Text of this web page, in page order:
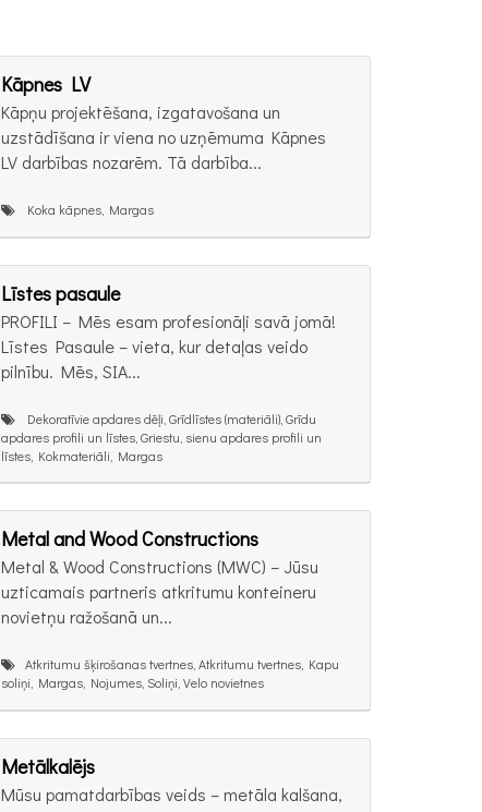
Kāpnes LV
Kāpņu projektēšana, izgatavošana un
uzstādīšana ir viena no uzņēmuma Kāpnes
LV darbības nozarēm. Tā darbība...
Koka kāpnes, Margas
Līstes pasaule
PROFILI – Mēs esam profesionāļi savā jomā!
Līstes Pasaule – vieta, kur detaļas veido
pilnību. Mēs, SIA...
Dekoratīvie apdares dēļi, Grīdlīstes (materiāli), Grīdu
apdares profili un līstes, Griestu, sienu apdares profili un
līstes, Kokmateriāli, Margas
Metal and Wood Constructions
Metal & Wood Constructions (MWC) – Jūsu
uzticamais partneris atkritumu konteineru
novietņu ražošanā un...
Atkritumu šķirošanas tvertnes, Atkritumu tvertnes, Kapu
soliņi, Margas, Nojumes, Soliņi, Velo novietnes
Metālkalējs
Mūsu pamatdarbības veids – metāla kalšana,